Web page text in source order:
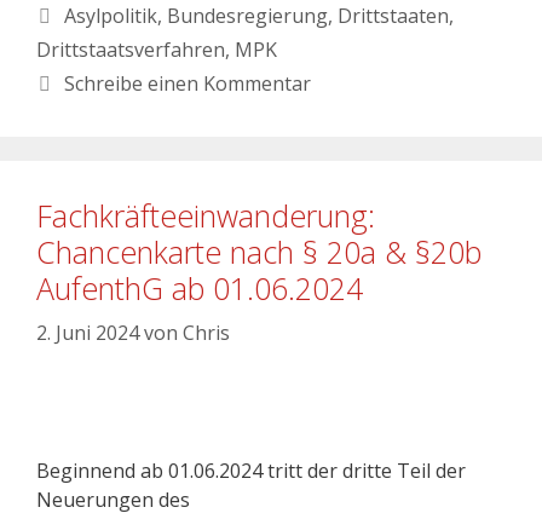
Asylpolitik, Bundesregierung, Drittstaaten,
Drittstaatsverfahren, MPK
Schreibe einen Kommentar
Fachkräfteeinwanderung:
Chancenkarte nach § 20a & §20b
AufenthG ab 01.06.2024
2. Juni 2024von Chris
Beginnend ab 01.06.2024 tritt der dritte Teil der
Neuerungen des